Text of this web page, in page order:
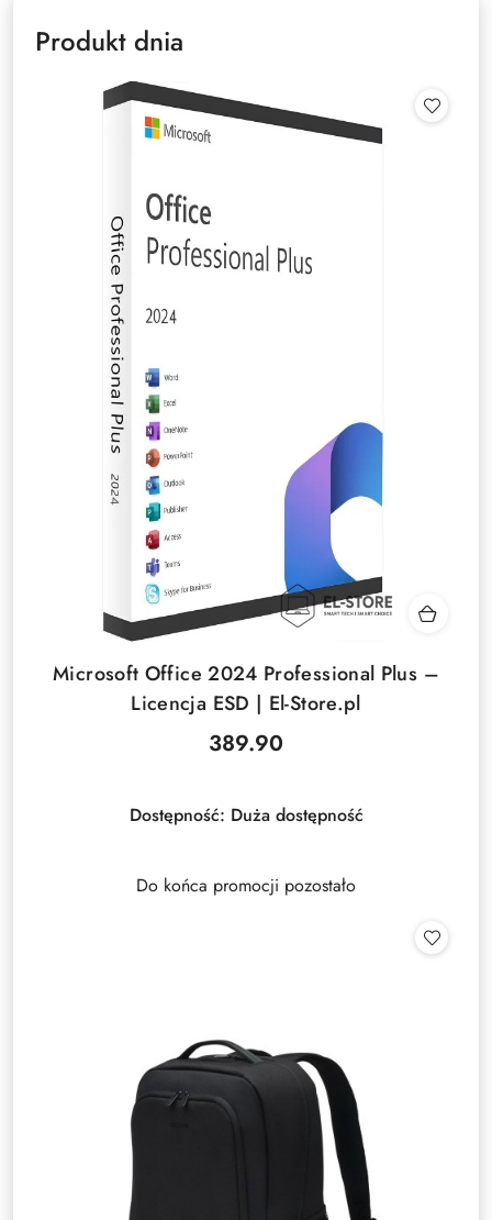
Produkt dnia
Microsoft Office 2024 Professional Plus –
Licencja ESD | El-Store.pl
Cena:
389.90
Dostępność: Duża dostępność
Do końca promocji pozostało